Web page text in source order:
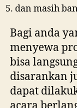
dan masih
Bagi anda
menyewa
bisa
disarankan
dapat